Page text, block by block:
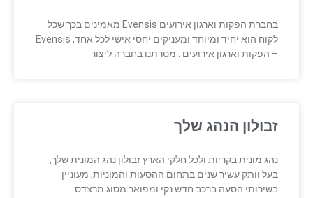
בחברת הפקות וארגון אירועים Evensis מאמינים בכך שכל
לקוח הוא יחיד ומיוחד ומעניקים יחסי אישי לכל אחד, Evensis
– הפקות וארגון אירועים . מטרתנו בחברה ליצור
זבולון הנהג שלך
נהג מונית בקריות ולכל חלקי הארץ זבולון נהג המונית שלך,
בעל וותק עשיר שנים בתחום ההסעות והמוניות, מעוניין
בשירותי הסעה ברכב חדש נקי ומפואר מסוג מרצדס